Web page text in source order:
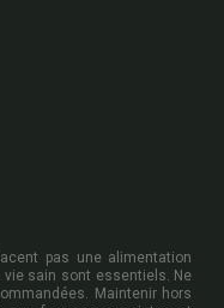
pas une alimentation
vie sain sont essentiels. Ne
Maintenir hors